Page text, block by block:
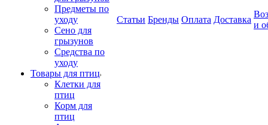
Предметы по
уходу
Сено для
грызунов
Средства по
уходу
Товары для птиц
Клетки для
птиц
Корм для
птиц
Статьи Бренды Оплата Доставка
и